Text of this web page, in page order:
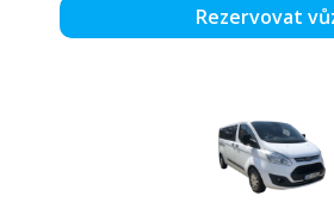
Rezervovat